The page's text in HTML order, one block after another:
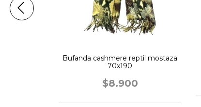
Bufanda cashmere reptil mostaza
70x190
$8.900